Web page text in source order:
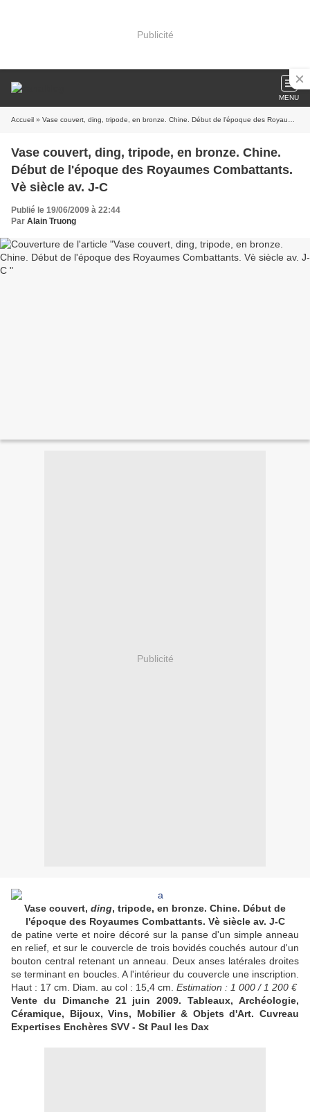
Publicité
MENU
Accueil » Vase couvert, ding, tripode, en bronze. Chine. Début de l'époque des Royaumes Combattants. Vè siècle av. J-C
Vase couvert, ding, tripode, en bronze. Chine.
Début de l'époque des Royaumes Combattants.
Vè siècle av. J-C
Publié le 19/06/2009 à 22:44
Par Alain Truong
Publicité
Vase couvert, ding, tripode, en bronze. Chine. Début de
l'époque des Royaumes Combattants. Vè siècle av. J-C
de patine verte et noire décoré sur la panse d'un simple anneau
en relief, et sur le couvercle de trois bovidés couchés autour d'un
bouton central retenant un anneau. Deux anses latérales droites
se terminant en boucles. A l'intérieur du couvercle une inscription.
Haut : 17 cm. Diam. au col : 15,4 cm. Estimation : 1 000 / 1 200 €
Vente du Dimanche 21 juin 2009. Tableaux, Archéologie,
Céramique, Bijoux, Vins, Mobilier & Objets d'Art. Cuvreau
Expertises Enchères SVV - St Paul les Dax